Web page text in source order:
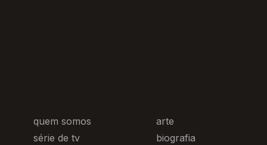
quem somos
série de tv
arte
biografia